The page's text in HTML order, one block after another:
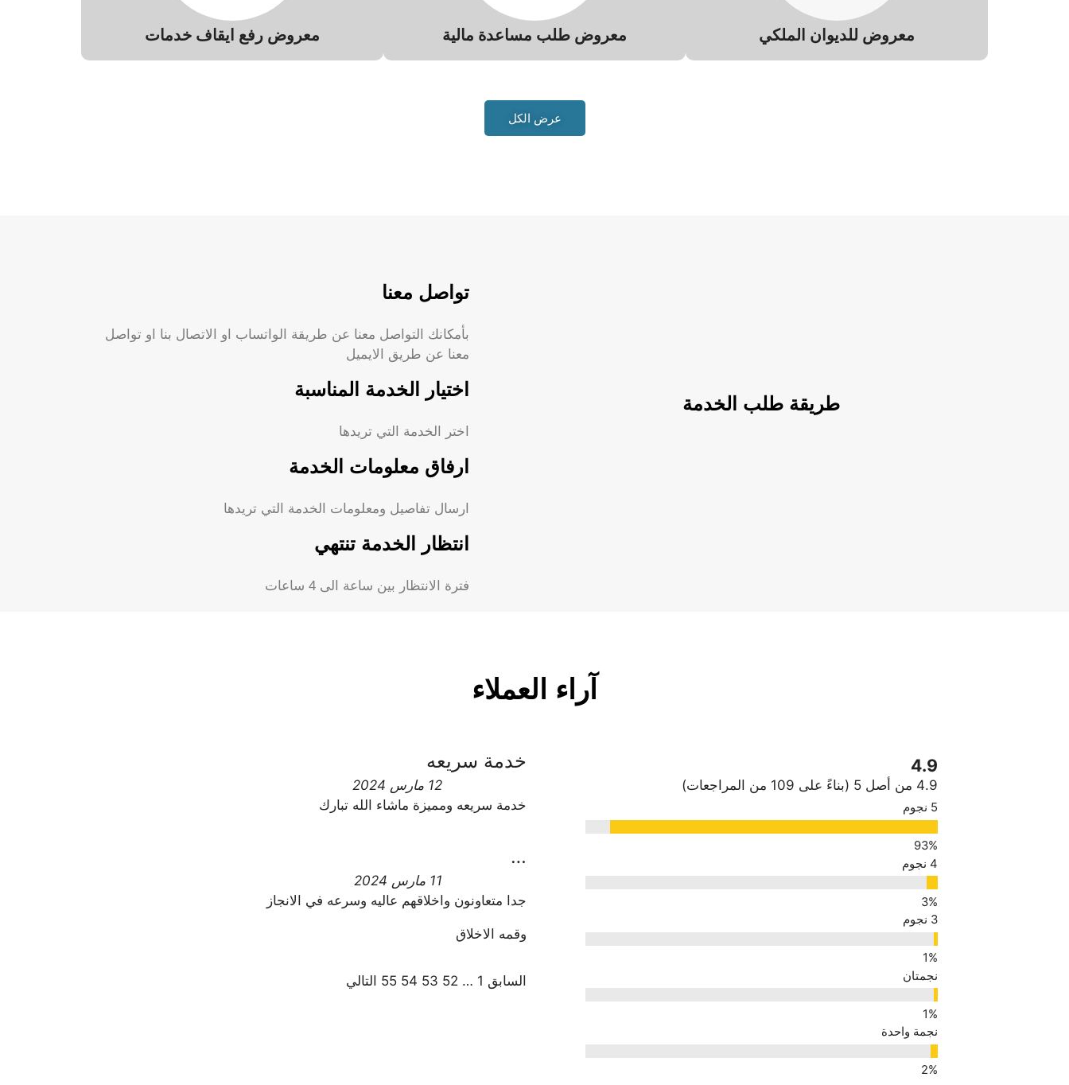
معروض للديوان الملكي معروض طلب مساعدة مالية معروض رفع ايقاف خدمات
عرض الكل
طريقة طلب الخدمة
تواصل معنا
بأمكانك التواصل معنا عن طريقة الواتساب او الاتصال بنا او تواصل
معنا عن طريق الايميل
اختيار الخدمة المناسبة
اختر الخدمة التي تريدها
ارفاق معلومات الخدمة
ارسال تفاصيل ومعلومات الخدمة التي تريدها
انتظار الخدمة تنتهي
فترة الانتظار بين ساعة الى 4 ساعات
آراء العملاء
4.9
4.9 من أصل 5 (بناءً على 109 من المراجعات)
5 نجوم
4 نجوم
3 نجوم
نجمتان
نجمة واحدة
خدمة سريعه
12 مارس 2024
خدمة سريعه ومميزة ماشاء الله تبارك
…
11 مارس 2024
جدا متعاونون واخلاقهم عاليه وسرعه في الانجاز
وقمه الاخلاق
السابق 1
…
52
53
54
55 التالي